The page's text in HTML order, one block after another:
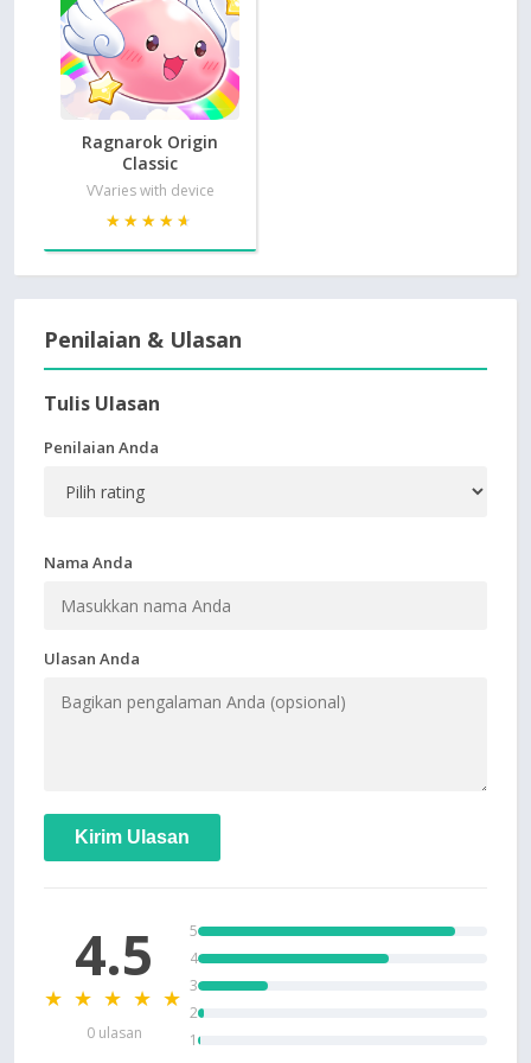
Ragnarok Origin
Classic
VVaries with device
★★★★★
★★★★★
Penilaian & Ulasan
Tulis Ulasan
Penilaian Anda
Nama Anda
Ulasan Anda
Kirim Ulasan
4.5
★ ★ ★ ★ ★
0 ulasan
5
4
3
2
1